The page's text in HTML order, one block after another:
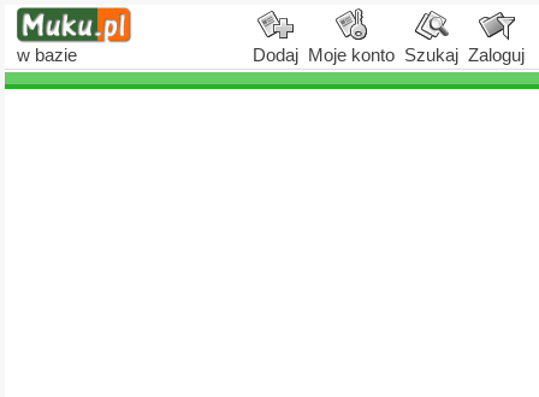
w bazie Dodaj Moje konto Szukaj Zaloguj